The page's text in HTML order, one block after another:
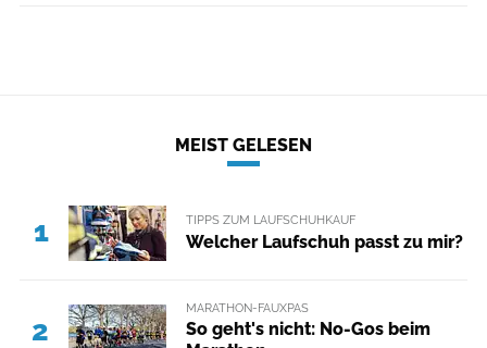
MEIST GELESEN
1 TIPPS ZUM LAUFSCHUHKAUF
Welcher Laufschuh passt zu mir?
2
MARATHON-FAUXPAS
So geht's nicht: No-Gos beim